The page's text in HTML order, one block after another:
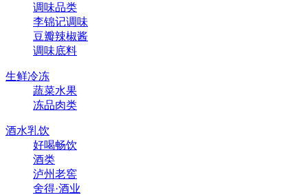
调味品类
李锦记调味
豆瓣辣椒酱
调味底料
生鲜冷冻
蔬菜水果
冻品肉类
酒水乳饮
好喝畅饮
酒类
泸州老窖
舍得·酒业